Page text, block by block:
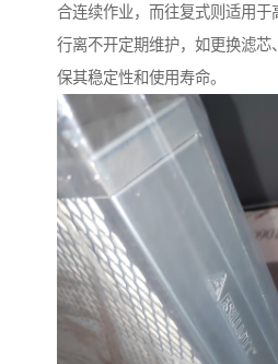
合连续作业，而往复式则适用
行离不开定期维护，如更换滤芯
保其稳定性和使用寿命。